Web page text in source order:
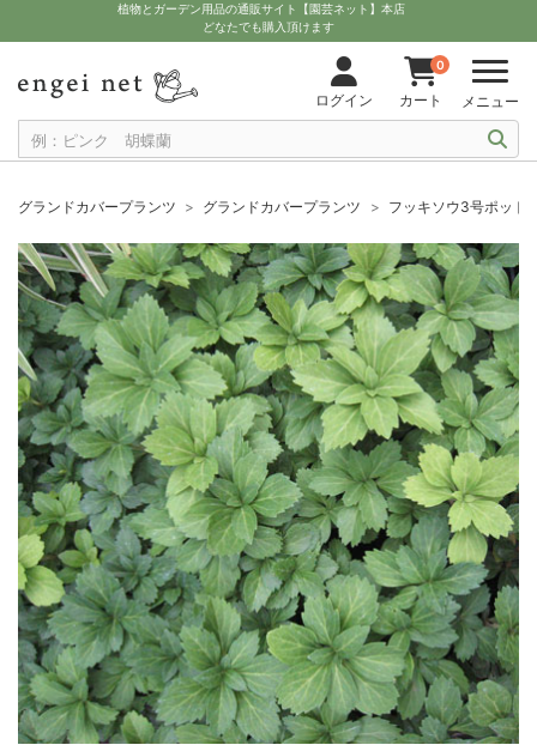
植物とガーデン用品の通販サイト【園芸ネット】本店
どなたでも購入頂けます
ログイン
0
カート メニュー
グランドカバープランツ グランドカバープランツ フッキソウ3号ポット